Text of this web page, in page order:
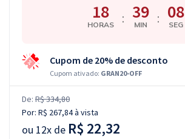
18
HORAS : 39
MIN : 08
SEG
Cupom de 20% de desconto
Cupom ativado: GRAN20-OFF
De: R$ 334,80
Por: R$ 267,84à vista
ou 12x de R$ 22,32